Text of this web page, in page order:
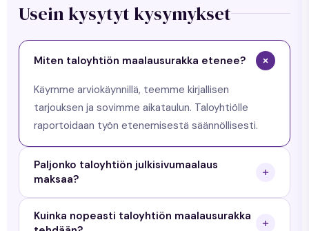
Usein kysytyt kysymykset
Miten taloyhtiön maalausurakka etenee?
Käymme arviokäynnillä, teemme kirjallisen
tarjouksen ja sovimme aikataulun. Taloyhtiölle
raportoidaan työn etenemisestä säännöllisesti.
Paljonko taloyhtiön julkisivumaalaus
maksaa?
koon ja tarvittavien töiden mukaan. Pyydä tarjous
Kuinka nopeasti taloyhtiön maalausurakka